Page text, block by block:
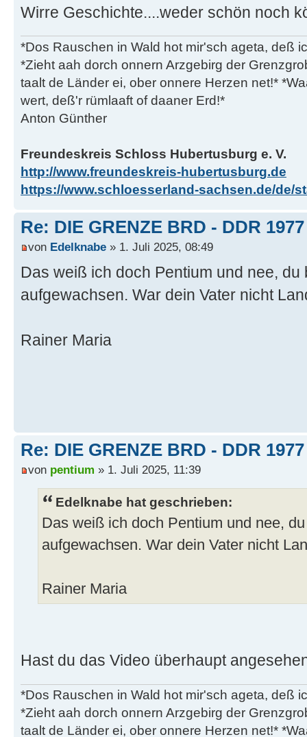
Wirre Geschichte....weder schön noch
*Dos Rauschen in Wald hot mir'sch ageta, deß
*Zieht aah dorch onnern Arzgebirg der
taalt de Länder ei, ober onnere Herzen net!*
wert, deß'r rümlaaft of daaner Erd!*
Anton Günther
Freundeskreis Schloss Hubertusburg e. V.
http://www.freundeskreis-hubertusburg.de
https://www.schloesserland-sachsen.de/de/
Re: DIE GRENZE BRD - DDR
von Edelknabe » 1. Juli 2025, 08:49
Das weiß ich doch Pentium und nee,
aufgewachsen. War dein Vater nicht
Rainer Maria
Re: DIE GRENZE BRD - DDR
von pentium » 1. Juli 2025, 11:39
Edelknabe hat geschrieben:
Das weiß ich doch Pentium und nee,
aufgewachsen. War dein Vater nicht
Rainer Maria
Hast du das Video überhaupt
*Dos Rauschen in Wald hot mir'sch ageta, deß
*Zieht aah dorch onnern Arzgebirg der
taalt de Länder ei, ober onnere Herzen net!*